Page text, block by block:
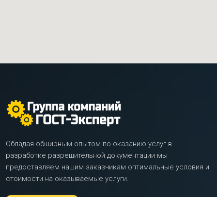
Обладая обширным опытом по оказанию услуг в
разработке разрешительной документации мы
предоставляем нашим заказчикам оптимальные условия и
стоимости на оказываемые услуги.